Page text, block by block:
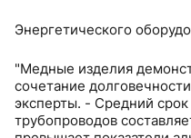
Энергетического
"Медные изделия
сочетание
эксперты. - Средний
трубопроводов